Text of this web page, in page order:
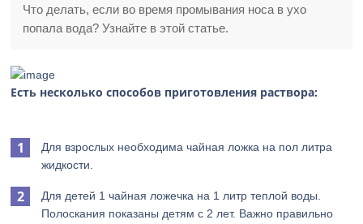
Что делать, если во время промывания носа в ухо
попала вода? Узнайте в этой статье.
Есть несколько способов приготовления раствора:
Для взрослых необходима чайная ложка на пол литра
жидкости.
Для детей 1 чайная ложечка на 1 литр теплой воды.
Полоскания показаны детям с 2 лет. Важно правильно